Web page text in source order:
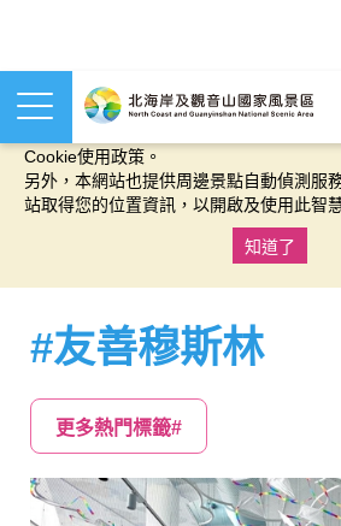
本網站使用cookies等相關技術以持續優
Cookie使用政策。
另外，本網站也提供周邊景點自動偵測服
站取得您的位置資訊，以開啟及使用此智
知道了
#友善穆斯林
更多熱門標籤#